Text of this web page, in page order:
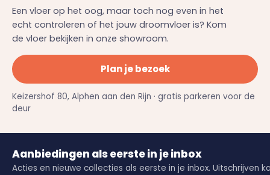
Een vloer op het oog, maar toch nog even in het
echt controleren of het jouw droomvloer is? Kom
de vloer bekijken in onze showroom.
Plan je bezoek
Keizershof 80, Alphen aan den Rijn · gratis parkeren voor de
deur
Aanbiedingen als eerste in je inbox
Acties en nieuwe collecties als eerste in je inbox. Uitschrijven